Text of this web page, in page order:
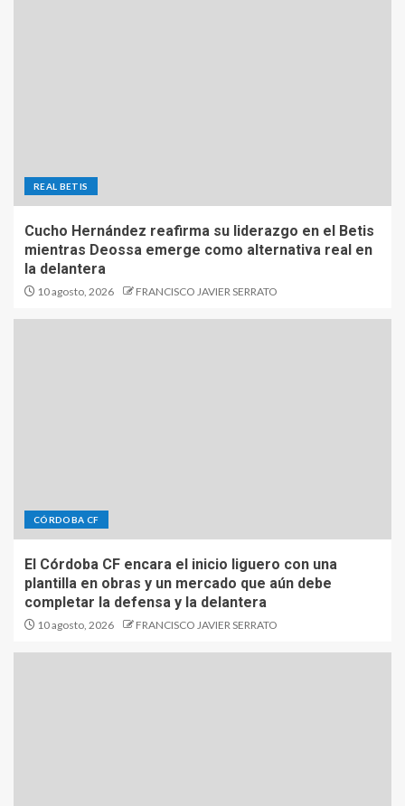
REAL BETIS
Cucho Hernández reafirma su liderazgo en el Betis
mientras Deossa emerge como alternativa real en
la delantera
10 agosto, 2026 FRANCISCO JAVIER SERRATO
CÓRDOBA CF
El Córdoba CF encara el inicio liguero con una
plantilla en obras y un mercado que aún debe
completar la defensa y la delantera
10 agosto, 2026 FRANCISCO JAVIER SERRATO